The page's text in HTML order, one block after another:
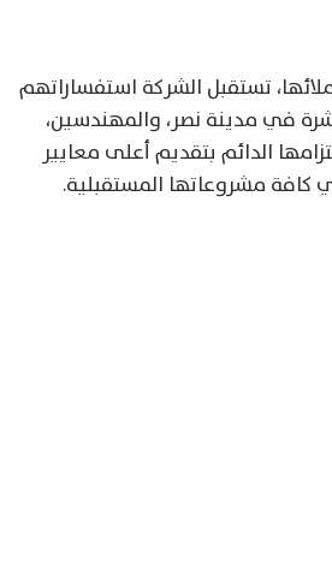
تستقبل الشركة استفساراتهم
في مدينة نصر، والمهندسين،
الدائم بتقديم أعلى معايير
كافة مشروعاتها المستقبلية.